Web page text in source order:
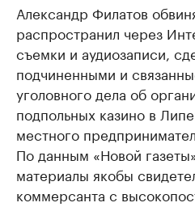
Александр Филатов
распространил через
съемки и аудиозаписи,
подчиненными и
уголовного дела об
подпольных казино в
местного
По данным «Новой
материалы якобы
коммерсанта с